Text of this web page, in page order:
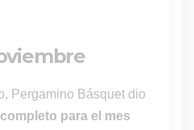
Pergamino Básquet dio
para el mes